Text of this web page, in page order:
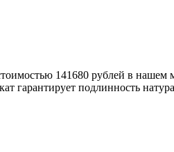
141680 рублей в нашем
гарантирует подлинность